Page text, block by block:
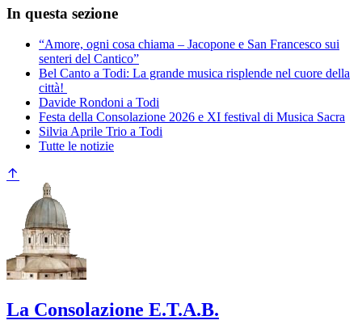
In questa sezione
“Amore, ogni cosa chiama – Jacopone e San Francesco sui
senteri del Cantico”
Bel Canto a Todi: La grande musica risplende nel cuore della
città!
Davide Rondoni a Todi
Festa della Consolazione 2026 e XI festival di Musica Sacra
Silvia Aprile Trio a Todi
Tutte le notizie
La Consolazione E.T.A.B.